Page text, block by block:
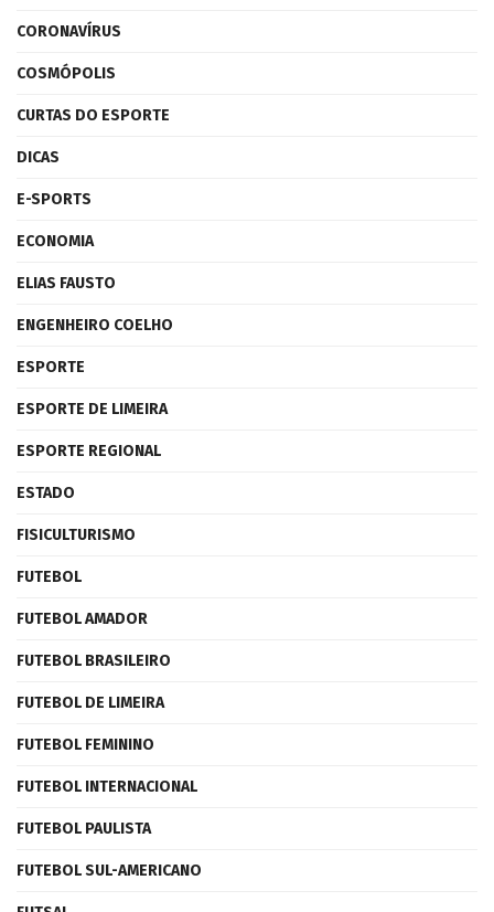
CORONAVÍRUS
COSMÓPOLIS
CURTAS DO ESPORTE
DICAS
E-SPORTS
ECONOMIA
ELIAS FAUSTO
ENGENHEIRO COELHO
ESPORTE
ESPORTE DE LIMEIRA
ESPORTE REGIONAL
ESTADO
FISICULTURISMO
FUTEBOL
FUTEBOL AMADOR
FUTEBOL BRASILEIRO
FUTEBOL DE LIMEIRA
FUTEBOL FEMININO
FUTEBOL INTERNACIONAL
FUTEBOL PAULISTA
FUTEBOL SUL-AMERICANO